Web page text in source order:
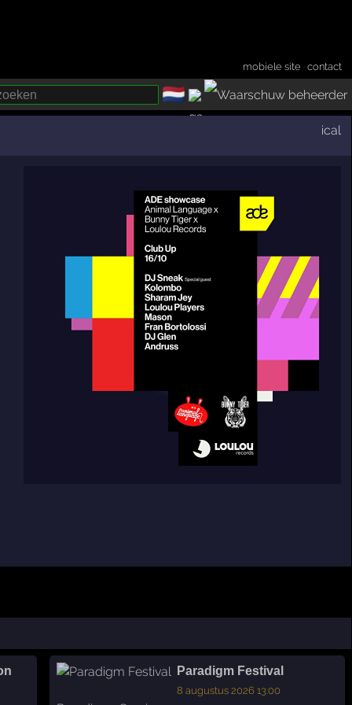
mobiele site ·contact
🇳🇱
ical
Paradigm Festival
8 augustus 2026 13:00